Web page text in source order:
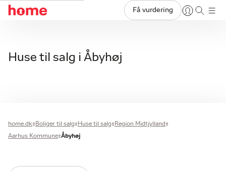
Få vurdering
Huse til salg i Åbyhøj
home.dk Boliger til salg Huse til salg
Region Midtjylland
Aarhus Kommune Åbyhøj